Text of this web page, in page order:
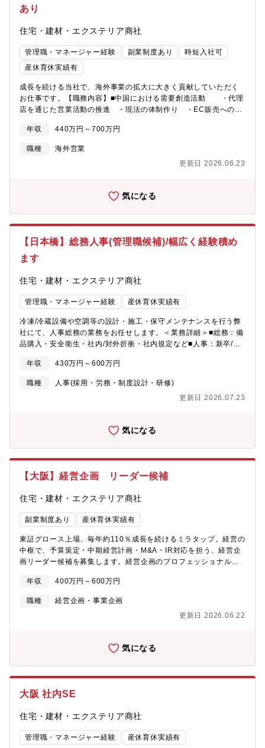
ています。
せ、国内の建設プロセスに関する合理化を推進するとともに、必
るプラットフォームを構築し提供します。【入社後のフォロー・
教育体制】構造設計の業務を行いながら、現状の構造設計業務や
目指すべきサービス像をを理解していただきます。
た製品の品質を守り、さらに進化させる単なる「検査業務」では
質保証業務（特に電気関連）・新商品企画評価、FMEA検証、設計
自社基準を策定し、サプライヤーと協働で品質を高める・納入仕
様書や品質関連資料などの品質情報を一元管理し、トレーサビリ
ティを確保・：データ分析に基づき、クレーム要因分析及び再発
防止策を立案・実行■電気×建材の両面で、幅広い知見を活かせる
住宅設備・建築資材という特性上、電気と建材の両方の知識を活
かせます。・照明など、電気安全性の確保・水栓、キッチン、洗
た製品の品質保証・約6,000点の幅広い製品カテゴリー製品を扱う
希少のため、市場価値の高いスキルを身に着けられる【求める人
物像】・何よりもセルフスターターであること。・個人プレーよ
業務相談への対応。自らの職責に壁を作らずに横広に動くことに
あり
住宅・建材・エクステリア商社
管理職・マネージャー経験 副業制度あり
時短入社可
産休育休実績有
成長を続ける当社で、海外事業の拡大に大きく貢献していただく
お仕事です。【職務内容】■中国における需要創造活動 ・代理
店を通じた営業活動の推進 ・現法の体制作り ・EC販売への挑
問い合わせや見積もりへの対応 ・営業事務担当者との連携■社内
各部門と連携した現地製造の推進 ・OEM候補先との交渉、契
約業務※上記職務内容のため、海外出張が可能であることが前提
となります。 ※将来的には海外駐在の可能性もあります。【組
在期間】1～2ヶ月に一度、数日～一週間が目安です。【募集背
は国内で代理店管理、中国は注力したい部門のため、その方が復
だく可能性もあり。【当社の魅力】■建材メーカーの働き方改革の
パイオニア！プライベートとの両立が叶う長期的就業が可能な環
在宅勤務制度ができました。コロナ後も制度として運用します。
で20時間以内です。フレックス制度もあるので平日の時間を有効
ミアムフライデー」、月２回の「ノー残業デー」を実施しており
ます。いずれも取得率90％以上です。■女性活躍：産前産後・育児
休業制度があり、復帰率もほぼ100％です。育児短時間勤務は子が
ためご経験や実績次第では、70歳までご年収を落とさず就業でき
る可能性あり！【求める人物像】・何よりもセルフスターターで
と。・粘り強い一方で、時間当たりの労働効率を念頭に置いて働
壁を作らずに横広に動くことにストレスを感じないこと。・自分
の影響力を認識し、適切なビジネスマナーを順守すること。・
IT・WEBの新しいテクノロジーに常に興味関心を持ち、自身の知
見として吸収する意欲があること。【魅力】（１）デザイン性の
高い商品で洗練された空間を実現同社の一番の強みは「商品力」
にあります。約6,000点の当社商品の売上高の8割がオリジナル。
を作り上げることができます。また、ひとつひとつの商品もスタ
イリッシュなデザインが多く、余計な装飾や収納は社内の企画デ
ザインチームが海外の見本市や展示会に足を運び、日本にまだな
いデザインを取り入れ、企画・開発をしています。（２）Made
in Japanへのこだわり 同社は工場をもたないファブレスメーカ
ーです。キッチンや洗面台は現在国内の工場で製造しており、メ
後はそれらでもって私達のデザインそのものをヨーロッパはじめ
品を生み出す喜び 自分自身の力でまだ世の中にないデザインの
商品を一から作り上げることができます。また、社内の各部署と
ともに自身のスキルアップを図ることも可能です。（４）世界の
連続で受賞しています。また、イタリア・ミラノで開催される
り、当社オリジナル商品を数多く展示しています。
年収 440万円～700万円
職種
海外営業
更新日 2026.06.23
気になる
【日本橋】総務人事(管理職候補)/幅広く経験積め
ます
住宅・建材・エクステリア商社
管理職・マネージャー経験 産休育休実績有
冷凍/冷蔵設備や空調等の設計・施工・保守メンテナンスを行う弊
社にて、人事総務の業務をお任せします。＜業務詳細＞■総務：備
品購入・安全衛生・社内/対外折衝・社内規定など■人事：新卒/中
与計算など■教育/研修：新人研修、階層別研修、社内研修の企
画・実施など※ご経験・スキルに応じて幅広く業務に携わってい
ただく予定です。※将来的にはマネージャーとして人事・総務部
年収 430万円～600万円
職種
人事(採用・労務・制度設計・研修)
更新日 2026.07.23
気になる
【大阪】経営企画 リーダー候補
住宅・建材・エクステリア商社
副業制度あり 産休育休実績有
東証グロース上場、毎年約110％成長を続けるミラタップ。経営の
中枢で、予算策定・中期経営計画・M&A・IR対応を担う、経営企
画リーダー候補を募集します。経営企画のプロフェッショナルと
期経営計画・予実管理（主担当）・全社の年度予算・下期予算策
定の主導、各部門との折衝・中期経営計画の策定、進捗管理、各
部門との折衝・月次の予実差異分析 ② M&A関連業務・M&A候補
先の探索、財務分析・業務提携先や相互送客候補先のリストアッ
会・株主通信・IRサイト更新・TDnet開示業務・機関投資家対応
の作成・取りまとめ・投資案件、ROIC等、経営陣の意思決定に資
く想定です。■経営の中枢で、事業成長を牽引できる予算策定、中
営陣と直接やり取りしながら、事業成長を加速させる戦略を立
案・実行できます。■東証グロース上場企業のM&A・IR実務を経
験できる成長企業だからこそ、M&Aターゲット探索、財務分析、
年収 400万円～600万円
職種
経営企画・事業企画
更新日 2026.06.22
気になる
大阪 社内SE
住宅・建材・エクステリア商社
管理職・マネージャー経験 産休育休実績有